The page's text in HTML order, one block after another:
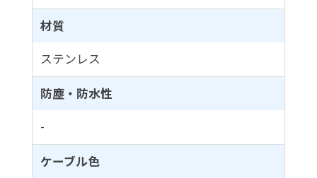
材質
ステンレス
防塵・防水性
-
ケーブル色